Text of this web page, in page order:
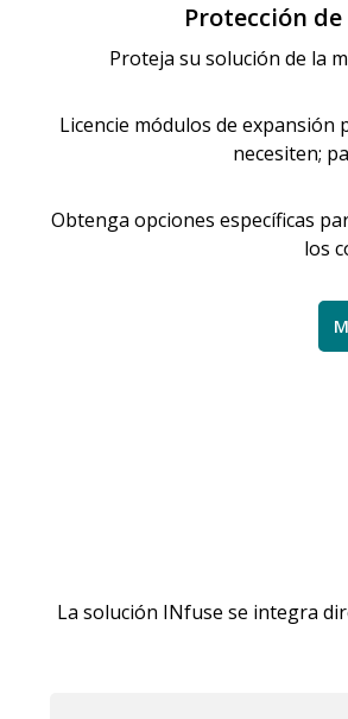
Protección
Proteja su solución de la
Licencie módulos de expansión
necesiten;
Obtenga opciones específicas
los
La solución INfuse se integra